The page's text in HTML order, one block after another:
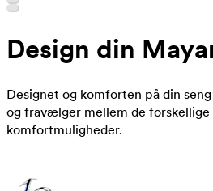
Design din
Designet og komforten på din
og fravælger mellem de forskellige
komfortmuligheder.